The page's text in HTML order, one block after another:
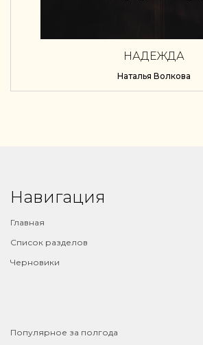
НАДЕЖДА
Наталья Волкова
Навигация
Главная
Список разделов
Черновики
Популярное за полгода